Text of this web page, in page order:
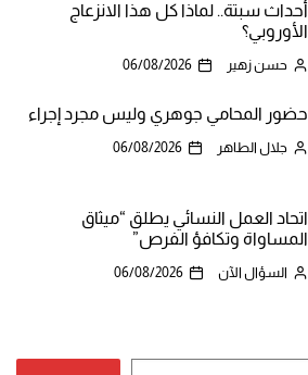
أحداث سبتة.. لماذا كل هذا الانزعاج
الأوروبي؟
حسن زهير 06/08/2026
حضور المحامي جوهري وليس مجرد إجراء
جلال الطاهر 06/08/2026
اتحاد العمل النسائي يطلق “ميثاق
المساواة وتكافؤ الفرص”
السؤال الآن 06/08/2026